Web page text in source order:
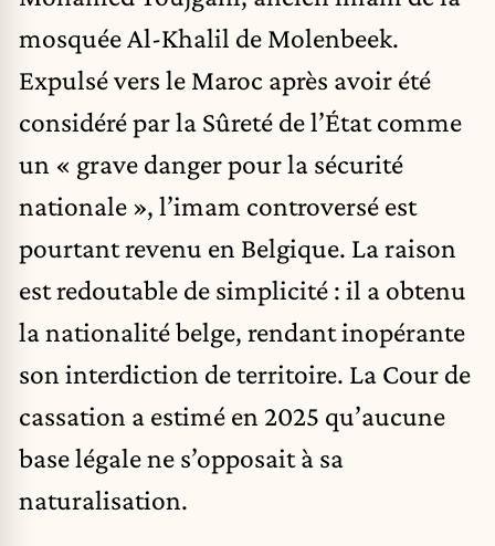
mosquée Al-Khalil de Molenbeek.
Expulsé vers le Maroc après avoir été
considéré par la Sûreté de l’État comme
un « grave danger pour la sécurité
nationale », l’imam controversé est
pourtant revenu en Belgique. La raison
est redoutable de simplicité : il a obtenu
la nationalité belge, rendant inopérante
son interdiction de territoire. La Cour de
cassation a estimé en 2025 qu’aucune
base légale ne s’opposait à sa
naturalisation.